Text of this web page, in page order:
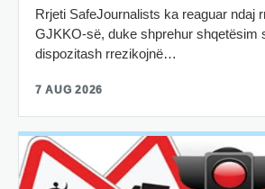
Rrjeti SafeJournalists ka reaguar ndaj
GJKKO-së, duke shprehur shqetësim
dispozitash rrezikojnë…
7 AUG 2026